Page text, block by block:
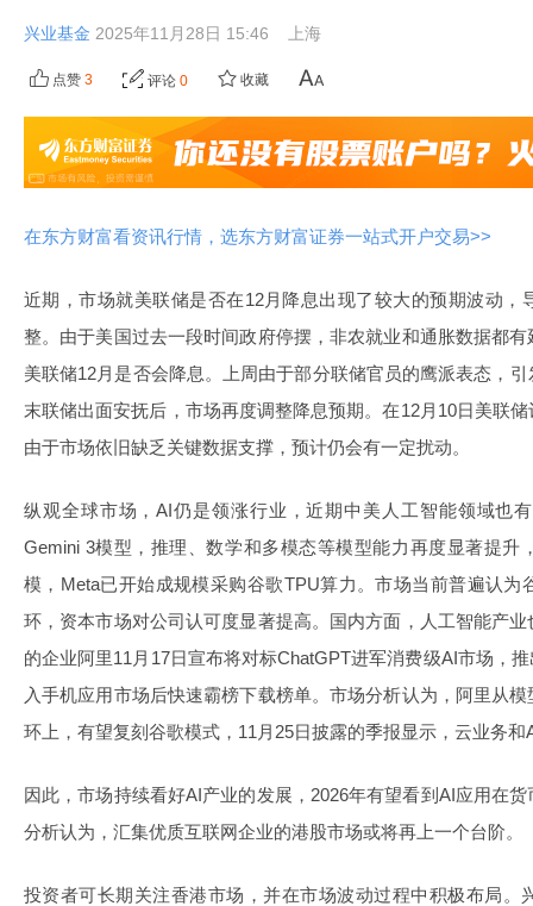
兴业基金 2025年11月28日 15:46 上海
点赞 3 评论 0 收藏
在东方财富看资讯行情，选东方财富证券一站式开户交易>>
近期，市场就美联储是否在12月降息出现了较大的预期波动，
整。由于美国过去一段时间政府停摆，非农就业和通胀数据都
美联储12月是否会降息。上周由于部分联储官员的鹰派表态，
末联储出面安抚后，市场再度调整降息预期。在12月10日美联
由于市场依旧缺乏关键数据支撑，预计仍会有一定扰动。
纵观全球市场，AI仍是领涨行业，近期中美人工智能领域也
Gemini 3模型，推理、数学和多模态等模型能力再度显著提升
模，Meta已开始成规模采购谷歌TPU算力。市场当前普遍认为
环，资本市场对公司认可度显著提高。国内方面，人工智能产
的企业阿里11月17日宣布将对标ChatGPT进军消费级AI市场，
入手机应用市场后快速霸榜下载榜单。市场分析认为，阿里从
环上，有望复刻谷歌模式，11月25日披露的季报显示，云业务
因此，市场持续看好AI产业的发展，2026年有望看到AI应用在
分析认为，汇集优质互联网企业的港股市场或将再上一个台阶。
投资者可长期关注香港市场，并在市场波动过程中积极布局。